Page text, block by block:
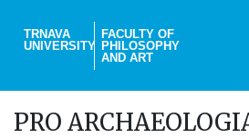
main
TRNAVA
UNIVERSITY
FACULTY OF
PHILOSOPHY
AND ART
PRO